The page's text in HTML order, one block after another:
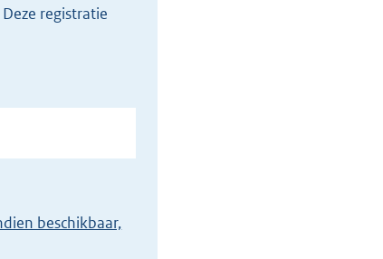
Deze registratie